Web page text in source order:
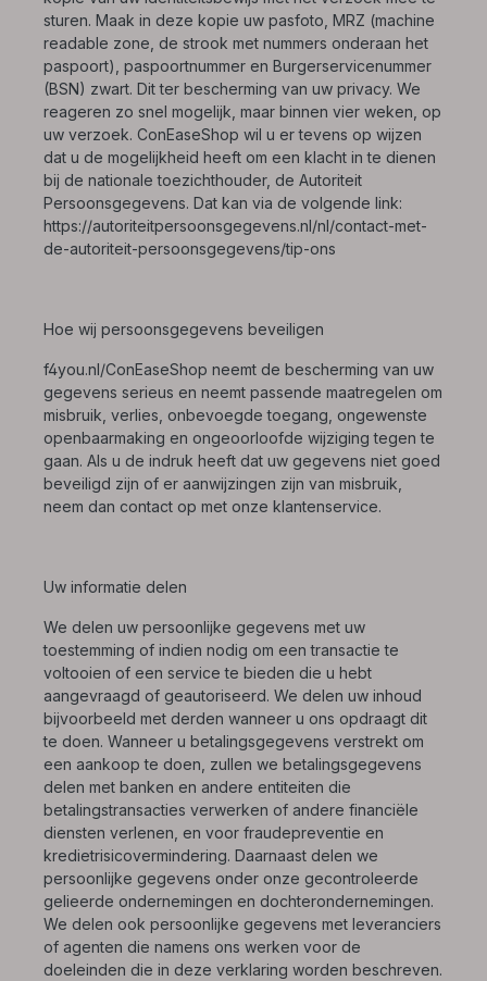
sturen. Maak in deze kopie uw pasfoto, MRZ (machine
readable zone, de strook met nummers onderaan het
paspoort), paspoortnummer en Burgerservicenummer
(BSN) zwart. Dit ter bescherming van uw privacy. We
reageren zo snel mogelijk, maar binnen vier weken, op
uw verzoek. ConEaseShop wil u er tevens op wijzen
dat u de mogelijkheid heeft om een klacht in te dienen
bij de nationale toezichthouder, de Autoriteit
Persoonsgegevens. Dat kan via de volgende link:
https://autoriteitpersoonsgegevens.nl/nl/contact-met-
de-autoriteit-persoonsgegevens/tip-ons
Hoe wij persoonsgegevens beveiligen
f4you.nl/ConEaseShop neemt de bescherming van uw
gegevens serieus en neemt passende maatregelen om
misbruik, verlies, onbevoegde toegang, ongewenste
openbaarmaking en ongeoorloofde wijziging tegen te
gaan. Als u de indruk heeft dat uw gegevens niet goed
beveiligd zijn of er aanwijzingen zijn van misbruik,
neem dan contact op met onze klantenservice.
Uw informatie delen
We delen uw persoonlijke gegevens met uw
toestemming of indien nodig om een transactie te
voltooien of een service te bieden die u hebt
aangevraagd of geautoriseerd. We delen uw inhoud
bijvoorbeeld met derden wanneer u ons opdraagt dit
te doen. Wanneer u betalingsgegevens verstrekt om
een aankoop te doen, zullen we betalingsgegevens
delen met banken en andere entiteiten die
betalingstransacties verwerken of andere financiële
diensten verlenen, en voor fraudepreventie en
kredietrisicovermindering. Daarnaast delen we
persoonlijke gegevens onder onze gecontroleerde
gelieerde ondernemingen en dochterondernemingen.
We delen ook persoonlijke gegevens met leveranciers
of agenten die namens ons werken voor de
doeleinden die in deze verklaring worden beschreven.